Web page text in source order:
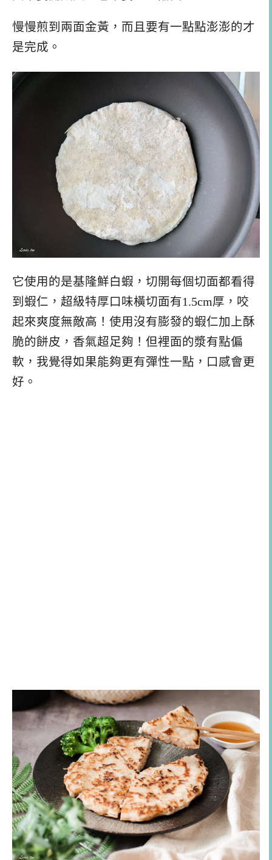
慢慢煎到兩面金黃，而且要有一點點澎澎的才
是完成。
它使用的是基隆鮮白蝦，切開每個切面都看得
到蝦仁，超級特厚口味橫切面有1.5cm厚，咬
起來爽度無敵高！使用沒有膨發的蝦仁加上酥
脆的餅皮，香氣超足夠！但裡面的漿有點偏
軟，我覺得如果能夠更有彈性一點，口感會更
好。